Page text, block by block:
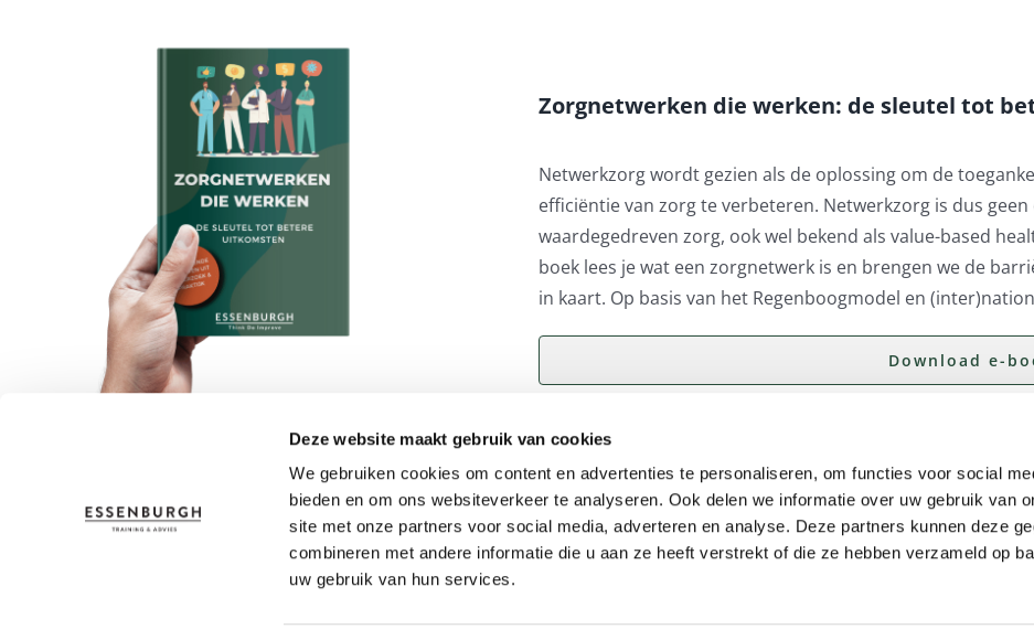
Deze website maakt gebruik van cookies
We gebruiken cookies om content en advertenties te personaliseren, om functies voor social
bieden en om ons websiteverkeer te analyseren. Ook delen we informatie over uw gebruik van
site met onze partners voor social media, adverteren en analyse. Deze partners kunnen deze
combineren met andere informatie die u aan ze heeft verstrekt of die ze hebben verzameld op
uw gebruik van hun services.
Zorgnetwerken die werken: de sleutel tot
Netwerkzorg wordt gezien als de oplossing om de
efficiëntie van zorg te verbeteren. Netwerkzorg is dus
waardegedreven zorg, ook wel bekend als value-based
boek lees je wat een zorgnetwerk is en brengen we de
in kaart. Op basis van het Regenboogmodel en
Download e-